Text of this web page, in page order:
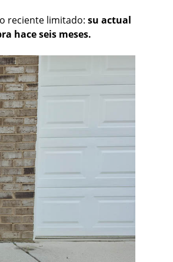
reciente limitado: su actual
hace seis meses.